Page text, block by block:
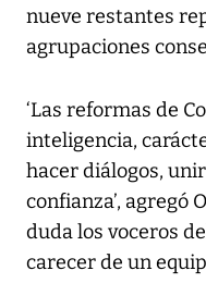
nueve restantes
agrupaciones
‘Las reformas de
inteligencia,
hacer diálogos,
confianza’, agregó
duda los voceros
carecer de un